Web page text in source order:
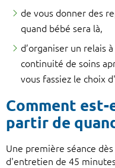
de vous donner des
quand bébé sera là,
d’organiser un relais
continuité de soins
vous fassiez le
Comment est-
partir de
Une première séance
d'entretien de 45